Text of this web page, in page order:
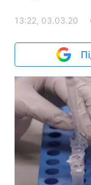
13:22, 03.03.20